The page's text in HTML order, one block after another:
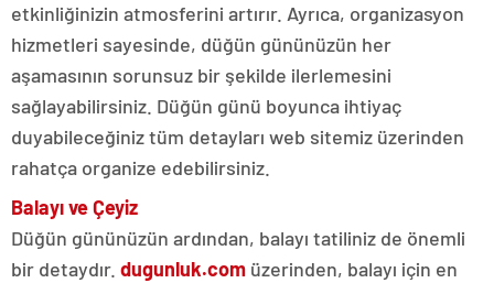
etkinliğinizin atmosferini artırır. Ayrıca, organizasyon
hizmetleri sayesinde, düğün gününüzün her
aşamasının sorunsuz bir şekilde ilerlemesini
sağlayabilirsiniz. Düğün günü boyunca ihtiyaç
duyabileceğiniz tüm detayları web sitemiz üzerinden
rahatça organize edebilirsiniz.
Balayı ve Çeyiz
Düğün gününüzün ardından, balayı tatiliniz de önemli
bir detaydır. dugunluk.com üzerinden, balayı için en